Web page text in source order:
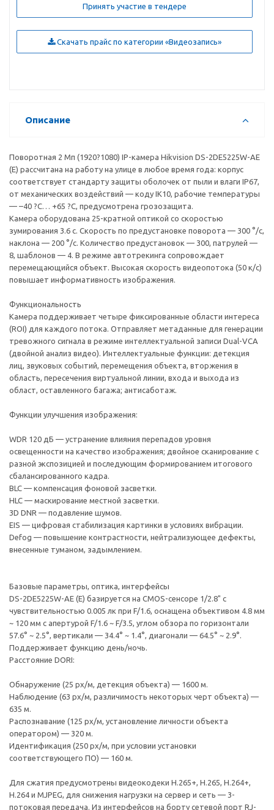
Принять участие в тендере
Скачать прайс по категории «Видеозапись»
Описание
Поворотная 2 Мп (1920?1080) IP-камера Hikvision DS-2DE5225W-AE
(E) рассчитана на работу на улице в любое время года: корпус
соответствует стандарту защиты оболочек от пыли и влаги IP67,
от механических воздействий — коду IK10, рабочие температуры
— –40 ?С… +65 ?С, предусмотрена грозозащита.
Камера оборудована 25-кратной оптикой со скоростью
зумирования 3.6 с. Скорость по предустановке поворота — 300 °/с,
наклона — 200 °/с. Количество предустановок — 300, патрулей —
8, шаблонов — 4. В режиме автотрекинга сопровождает
перемещающийся объект. Высокая скорость видеопотока (50 к/с)
повышает информативность изображения.
Функциональность
Камера поддерживает четыре фиксированные области интереса
(ROI) для каждого потока. Отправляет метаданные для генерации
тревожного сигнала в режиме интеллектуальной записи Dual-VCA
(двойной анализ видео). Интеллектуальные функции: детекция
лиц, звуковых событий, перемещения объекта, вторжения в
область, пересечения виртуальной линии, входа и выхода из
област, оставленного багажа; антисаботаж.
Функции улучшения изображения:
WDR 120 дБ — устранение влияния перепадов уровня
освещенности на качество изображения; двойное сканирование с
разной экспозицией и последующим формированием итогового
сбалансированного кадра.
BLC — компенсация фоновой засветки.
HLC — маскирование местной засветки.
3D DNR — подавление шумов.
EIS — цифровая стабилизация картинки в условиях вибрации.
Defog — повышение контрастности, нейтрализующее дефекты,
внесенные туманом, задымлением.
Базовые параметры, оптика, интерфейсы
DS-2DE5225W-AE (E) базируется на CMOS-сенсоре 1/2.8" с
чувствительностью 0.005 лк при F/1.6, оснащена объективом 4.8 мм
~ 120 мм с апертурой F/1.6 ~ F/3.5, углом обзора по горизонтали
57.6° ~ 2.5°, вертикали — 34.4° ~ 1.4°, диагонали — 64.5° ~ 2.9°.
Поддерживает функцию день/ночь.
Расстояние DORI:
Обнаружение (25 px/м, детекция объекта) — 1600 м.
Наблюдение (63 px/м, различимость некоторых черт объекта) —
635 м.
Распознавание (125 px/м, установление личности объекта
оператором) — 320 м.
Идентификация (250 px/м, при условии установки
соответствующего ПО) — 160 м.
Для сжатия предусмотрены видеокодеки H.265+, H.265, H.264+,
H.264 и MJPEG, для снижения нагрузки на сервер и сеть — 3-
потоковая передача. Из интерфейсов на борту сетевой порт RJ-